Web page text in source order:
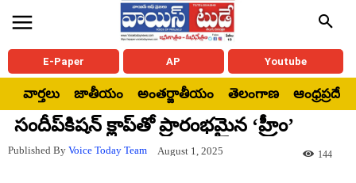
E-Paper AP Youtube
వార్తలు జాతీయం అంతర్జాతీయం తెలంగాణ ఆంధ్రప్రదేశ్
సందీప్‌కిషన్‌ క్లాప్‌తో ప్రారంభమైన ‘హ్రీం’
Published By Voice Today Team August 1, 2025 144